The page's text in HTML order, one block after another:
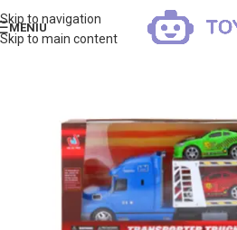
Skip to navigation
Skip to main content
MENIU